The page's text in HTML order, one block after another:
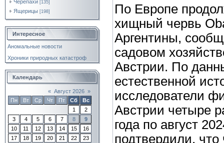
Черепахи [135]
Ящерицы [198]
Интересное
Аномальные новости
Хроники природных катастроф
Календарь
« Август 2026 »
Пн
Вт Ср Чт Пт Сб
Вс
1
2
3
4 5 6 7 8
9
10
11 12 13 14 15
16
17
18 19 20 21 22
23
По Европе
хищный червь
Аргентины,
садовом
Австрии. По
естественной
исследователи
Австрии четыре
года по август
подтвердили,